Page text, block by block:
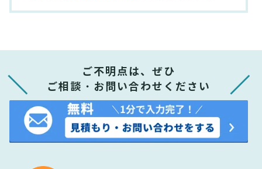
ご不明点は、ぜひ
ご相談・お問い合わせください